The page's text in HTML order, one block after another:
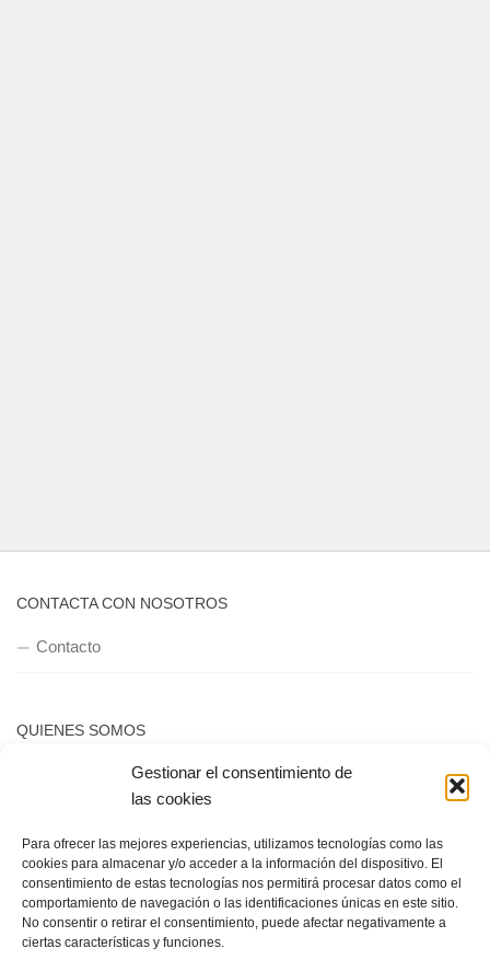
Gestionar el consentimiento de
las cookies
Para ofrecer las mejores experiencias, utilizamos tecnologías como las
cookies para almacenar y/o acceder a la información del dispositivo. El
consentimiento de estas tecnologías nos permitirá procesar datos como el
comportamiento de navegación o las identificaciones únicas en este sitio.
No consentir o retirar el consentimiento, puede afectar negativamente a
ciertas características y funciones.
CONTACTA CON NOSOTROS
Contacto
QUIENES SOMOS
Quienes somos
POLÍTICA DE PRIVACIDAD
Política de privacidad